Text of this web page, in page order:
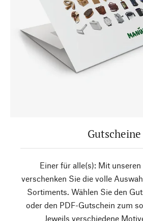
Gutscheine
Einer für alle(s): Mit
verschenken Sie die volle
Sortiments. Wählen Sie den
oder den PDF-Gutschein zum
Jeweils verschiedene